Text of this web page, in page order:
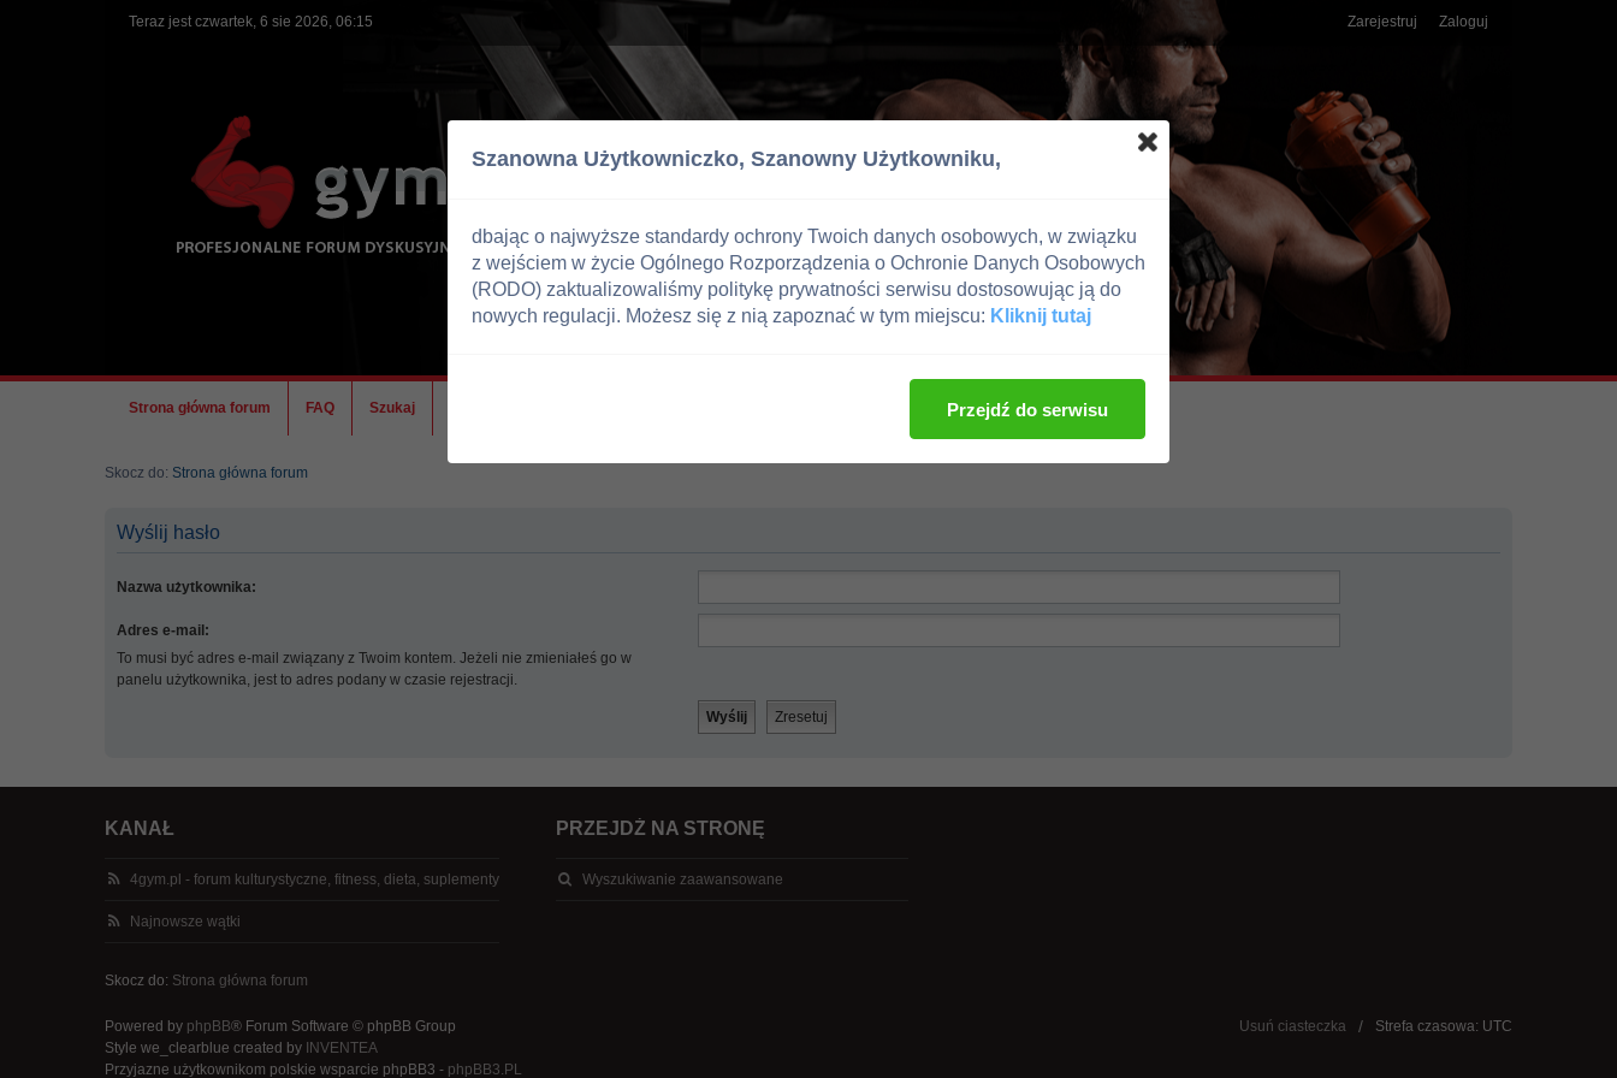
Teraz jest czwartek, 6 sie 2026, 06:15 Zarejestruj Zaloguj
Strona główna forum FAQ Szukaj
Skocz do: Strona główna forum
Wyślij hasło
Nazwa użytkownika:
Adres e-mail:
To musi być adres e-mail związany z Twoim kontem. Jeżeli nie zmieniałeś go w
panelu użytkownika, jest to adres podany w czasie rejestracji.
KANAŁ
4gym.pl - forum kulturystyczne, fitness, dieta, suplementy
Najnowsze wątki
PRZEJDŹ NA STRONĘ
Wyszukiwanie zaawansowane
Skocz do: Strona główna forum
Usuń ciasteczka Strefa czasowa: UTC
Powered by phpBB® Forum Software © phpBB Group
Style we_clearblue created by INVENTEA
Przyjazne użytkownikom polskie wsparcie phpBB3 - phpBB3.PL
Szanowna Użytkowniczko, Szanowny Użytkowniku,
dbając o najwyższe standardy ochrony Twoich danych osobowych, w związku
z wejściem w życie Ogólnego Rozporządzenia o Ochronie Danych Osobowych
(RODO) zaktualizowaliśmy politykę prywatności serwisu dostosowując ją do
nowych regulacji. Możesz się z nią zapoznać w tym miejscu: Kliknij tutaj
Przejdź do serwisu